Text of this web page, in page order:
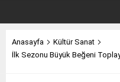
Anasayfa
Kültür Sanat
İlk Sezonu Büyük Beğeni